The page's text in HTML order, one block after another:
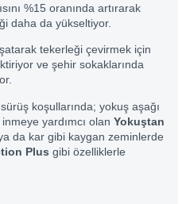
%15 oranında artırarak
daha da yükseltiyor.
tekerleği çevirmek için
ve şehir sokaklarında
koşullarında; yokuş aşağı
yardımcı olan Yokuştan
da kar gibi kaygan zeminlerde
Plus gibi özelliklerle